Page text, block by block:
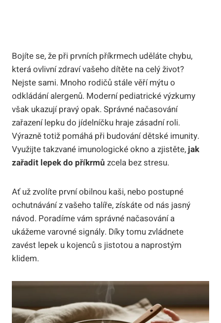
Bojíte se, že při prvních příkrmech uděláte chybu,
která ovlivní zdraví vašeho dítěte na celý život?
Nejste sami. Mnoho rodičů stále věří mýtu o
odkládání alergenů. Moderní pediatrické výzkumy
však ukazují pravý opak. Správné načasování
zařazení lepku do jídelníčku hraje zásadní roli.
Výrazně totiž pomáhá při budování dětské imunity.
Využijte takzvané imunologické okno a zjistěte, jak
zařadit lepek do příkrmů zcela bez stresu.
Ať už zvolíte první obilnou kaši, nebo postupné
ochutnávání z vašeho talíře, získáte od nás jasný
návod. Poradíme vám správné načasování a
ukážeme varovné signály. Díky tomu zvládnete
zavést lepek u kojenců s jistotou a naprostým
klidem.